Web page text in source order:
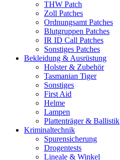
THW Patch
Zoll Patches
Ordnungsamt Patches
Blutgruppen Patches
IR ID Call Patches
Sonstiges Patches
Bekleidung & Ausrüstung
Holster & Zubehör
Tasmanian Tiger
Sonstiges
First Aid
Helme
Lampen
Plattenträger & Ballistik
Kriminaltechnik
Spurensicherung
Drogentests
Lineale & Winkel